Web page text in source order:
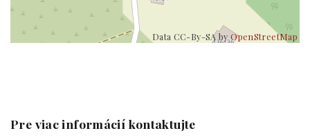
Data CC-By-SA byOpenStreetMap
Pre viac informácií kontaktujte